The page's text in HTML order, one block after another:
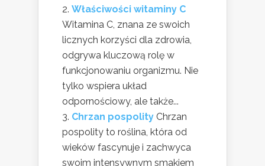
Właściwości witaminy C
Witamina C, znana ze swoich
licznych korzyści dla zdrowia,
odgrywa kluczową rolę w
funkcjonowaniu organizmu. Nie
tylko wspiera układ
odpornościowy, ale także...
Chrzan pospolity Chrzan
pospolity to roślina, która od
wieków fascynuje i zachwyca
swoim intensywnym smakiem